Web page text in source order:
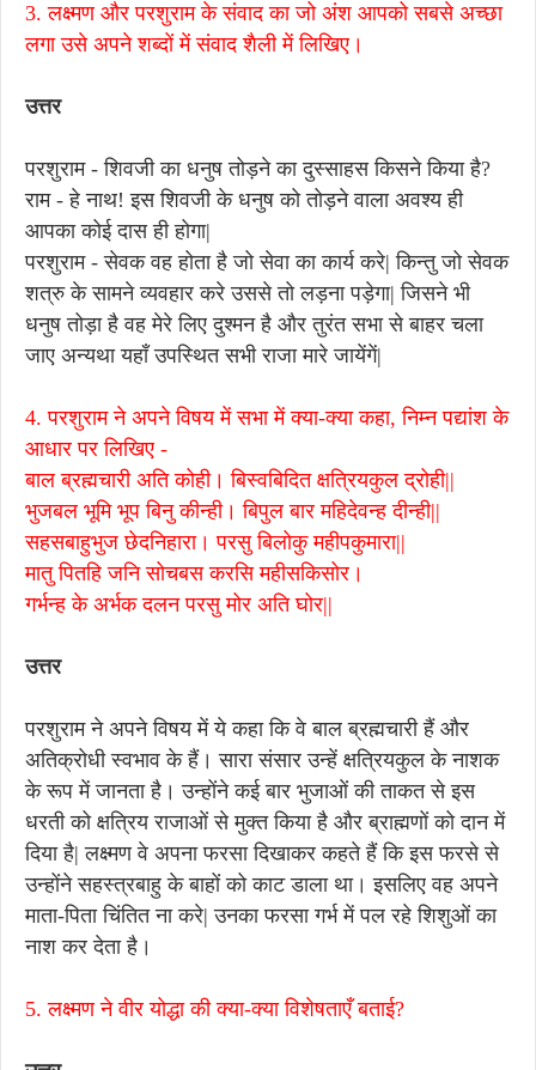
3. लक्ष्मण और परशुराम के संवाद का जो अंश आपको सबसे अच्छा
लगा उसे अपने शब्दों में संवाद शैली में लिखिए।
उत्तर
परशुराम - शिवजी का धनुष तोड़ने का दुस्साहस किसने किया है?
राम - हे नाथ! इस शिवजी के धनुष को तोड़ने वाला अवश्य ही
आपका कोई दास ही होगा|
परशुराम - सेवक वह होता है जो सेवा का कार्य करे| किन्तु जो सेवक
शत्रु के सामने व्यवहार करे उससे तो लड़ना पड़ेगा| जिसने भी
धनुष तोड़ा है वह मेरे लिए दुश्मन है और तुरंत सभा से बाहर चला
जाए अन्यथा यहाँ उपस्थित सभी राजा मारे जायेंगें|
4. परशुराम ने अपने विषय में सभा में क्या-क्या कहा, निम्न पद्यांश के
आधार पर लिखिए -
बाल ब्रह्मचारी अति कोही। बिस्वबिदित क्षत्रियकुल द्रोही||
भुजबल भूमि भूप बिनु कीन्ही। बिपुल बार महिदेवन्ह दीन्ही||
सहसबाहुभुज छेदनिहारा। परसु बिलोकु महीपकुमारा||
मातु पितहि जनि सोचबस करसि महीसकिसोर।
गर्भन्ह के अर्भक दलन परसु मोर अति घोर||
उत्तर
परशुराम ने अपने विषय में ये कहा कि वे बाल ब्रह्मचारी हैं और
अतिक्रोधी स्वभाव के हैं। सारा संसार उन्हें क्षत्रियकुल के नाशक
के रूप में जानता है। उन्होंने कई बार भुजाओं की ताकत से इस
धरती को क्षत्रिय राजाओं से मुक्त किया है और ब्राह्मणों को दान में
दिया है| लक्ष्मण वे अपना फरसा दिखाकर कहते हैं कि इस फरसे से
उन्होंने सहस्त्रबाहु के बाहों को काट डाला था। इसलिए वह अपने
माता-पिता चिंतित ना करे| उनका फरसा गर्भ में पल रहे शिशुओं का
नाश कर देता है।
5. लक्ष्मण ने वीर योद्धा की क्या-क्या विशेषताएँ बताई?